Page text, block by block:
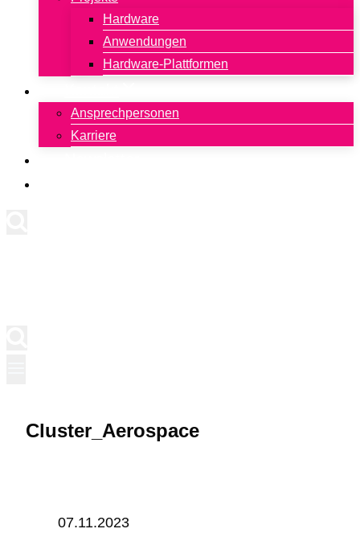
Hardware
Anwendungen
Hardware-Plattformen
Ansprechpersonen
Karriere
Cluster_Aerospace
07.11.2023